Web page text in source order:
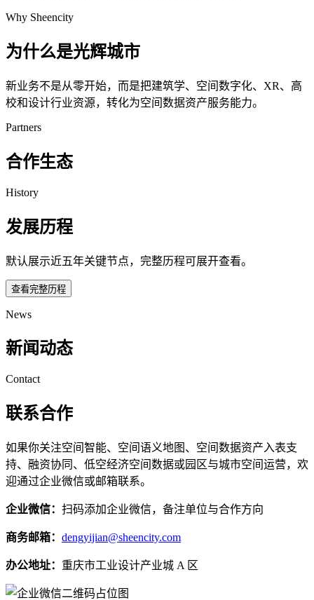
Why Sheencity
为什么是光辉城市
新业务不是从零开始，而是把建筑学、空间数字化、XR、高
校和设计行业资源，转化为空间数据资产服务能力。
Partners
合作生态
History
发展历程
默认展示近五年关键节点，完整历程可展开查看。
查看完整历程
News
新闻动态
Contact
联系合作
如果你关注空间智能、空间语义地图、空间数据资产入表支
持、融资协同、低空经济空间数据或园区与城市空间运营，欢
迎通过企业微信或邮箱联系。
企业微信： 扫码添加企业微信，备注单位与合作方向
商务邮箱： dengyijian@sheencity.com
办公地址： 重庆市工业设计产业城 A 区